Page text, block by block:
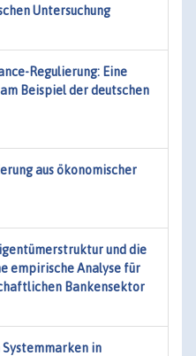
Untersuchung
Regulierung: Eine
Beispiel der deutschen
aus ökonomischer
und die
empirische Analyse für
Bankensektor
Systemmarken in